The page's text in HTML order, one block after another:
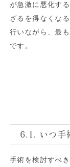
が急激に悪化す
ざるを得なくな
行いながら、最
です。
6.1. いつ手
手術を検討すべ